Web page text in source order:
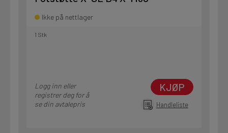
Ikke på nettlager
1 Stk
Logg inn eller
registrer deg for å
se din avtalepris
KJØP
Handleliste